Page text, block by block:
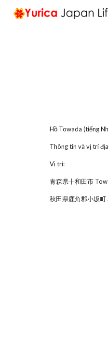
Hồ Towada (tiếng
Thông tin và vị trí
Vị trí:
青森県十和田市
秋田県鹿角郡小坂